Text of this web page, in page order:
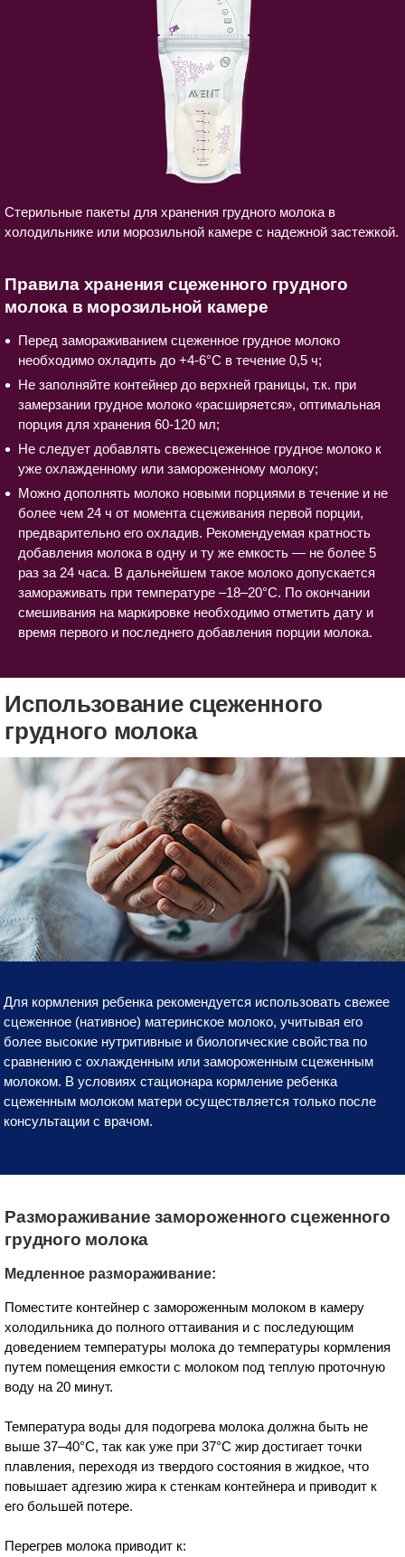
Стерильные пакеты для хранения грудного молока в
холодильнике или морозильной камере с надежной застежкой.
Правила хранения сцеженного грудного
молока в морозильной камере
Перед замораживанием сцеженное грудное молоко
необходимо охладить до +4-6°C в течение 0,5 ч;
Не заполняйте контейнер до верхней границы, т.к. при
замерзании грудное молоко «расширяется», оптимальная
порция для хранения 60-120 мл;
Не следует добавлять свежесцеженное грудное молоко к
уже охлажденному или замороженному молоку;
Можно дополнять молоко новыми порциями в течение и не
более чем 24 ч от момента сцеживания первой порции,
предварительно его охладив. Рекомендуемая кратность
добавления молока в одну и ту же емкость — не более 5
раз за 24 часа. В дальнейшем такое молоко допускается
замораживать при температуре –18–20°C. По окончании
смешивания на маркировке необходимо отметить дату и
время первого и последнего добавления порции молока.
Использование сцеженного
грудного молока
Для кормления ребенка рекомендуется использовать свежее
сцеженное (нативное) материнское молоко, учитывая его
более высокие нутритивные и биологические свойства по
сравнению с охлажденным или замороженным сцеженным
молоком. В условиях стационара кормление ребенка
сцеженным молоком матери осуществляется только после
консультации с врачом.
Размораживание замороженного сцеженного
грудного молока
Медленное размораживание:
Поместите контейнер с замороженным молоком в камеру
холодильника до полного оттаивания и с последующим
доведением температуры молока до температуры кормления
путем помещения емкости с молоком под теплую проточную
воду на 20 минут.
Температура воды для подогрева молока должна быть не
выше 37–40°C, так как уже при 37°C жир достигает точки
плавления, переходя из твердого состояния в жидкое, что
повышает адгезию жира к стенкам контейнера и приводит к
его большей потере.
Перегрев молока приводит к: